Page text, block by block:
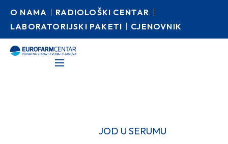
O NAMA
RADIOLOŠKI CENTAR
LABORATORIJSKI PAKETI
CJENOVNIK
JOD U SERUMU